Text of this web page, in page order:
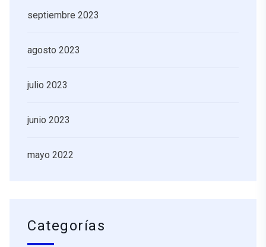
septiembre 2023
agosto 2023
julio 2023
junio 2023
mayo 2022
Categorías